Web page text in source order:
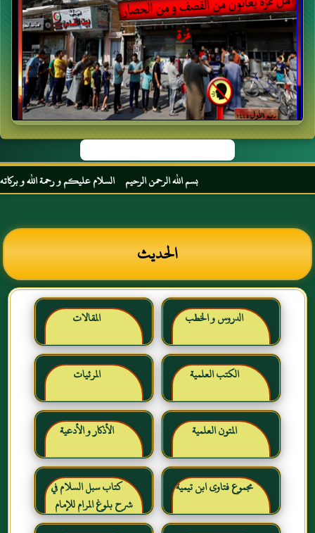
بسم الله الرحمن الرحيم السلام عليكم و رحمة الله و
الحديث
الدروس و الخطب المقالات
الكتب العلمية المرئيات
المتون العلمية الأذكار و الأدعية
مجموع فتاوى ابن تيمية
كتاب سبل السلام في
شرح بلوغ المرام للإمام
الصنعاني رحمه الله